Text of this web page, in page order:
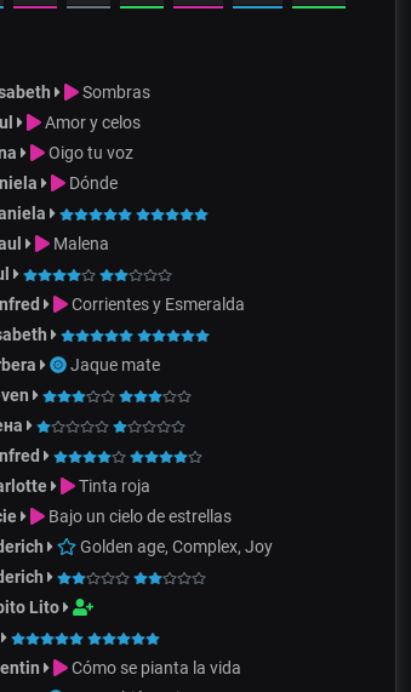
Sombras
Amor y celos
Oigo tu voz
Dónde
Malena
Corrientes y Esmeralda
Jaque mate
Tinta roja
Bajo un cielo de estrellas
Golden age, Complex, Joy
Lito
Cómo se pianta la vida